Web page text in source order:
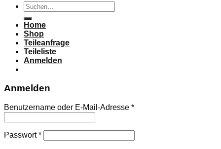
Suchen
nach:
Home
Shop
Teileanfrage
Teileliste
Anmelden
Anmelden
Benutzername oder E-Mail-Adresse *
Passwort*